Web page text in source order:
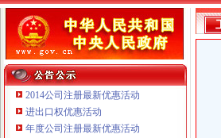
本站导航
2014公司注册最新优惠活动
进出口权优惠活动
年度公司注册最新优惠活动